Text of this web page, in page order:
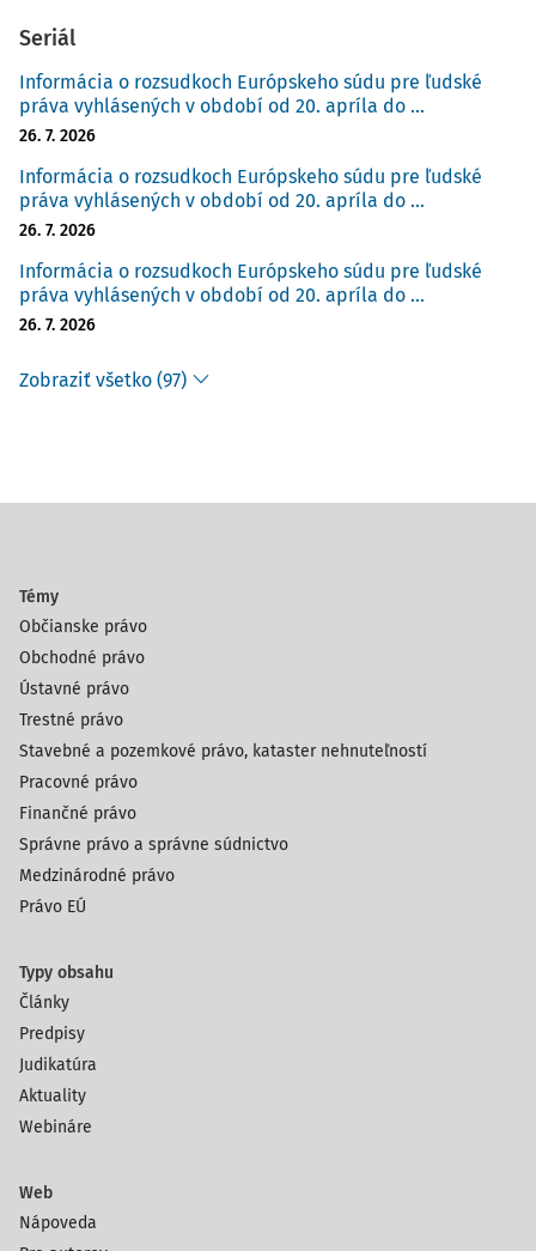
Seriál
Informácia o rozsudkoch Európskeho súdu pre ľudské
práva vyhlásených v období od 20. apríla do ...
26. 7. 2026
Informácia o rozsudkoch Európskeho súdu pre ľudské
práva vyhlásených v období od 20. apríla do ...
26. 7. 2026
Informácia o rozsudkoch Európskeho súdu pre ľudské
práva vyhlásených v období od 20. apríla do ...
26. 7. 2026
Zobraziť všetko (97)
Témy
Občianske právo
Obchodné právo
Ústavné právo
Trestné právo
Stavebné a pozemkové právo, kataster nehnuteľností
Pracovné právo
Finančné právo
Správne právo a správne súdnictvo
Medzinárodné právo
Právo EÚ
Typy obsahu
Články
Predpisy
Judikatúra
Aktuality
Webináre
Web
Nápoveda